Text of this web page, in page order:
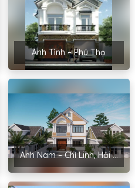
Anh Tình – Phú Thọ
Anh Nam – Chí Linh, Hải Dương